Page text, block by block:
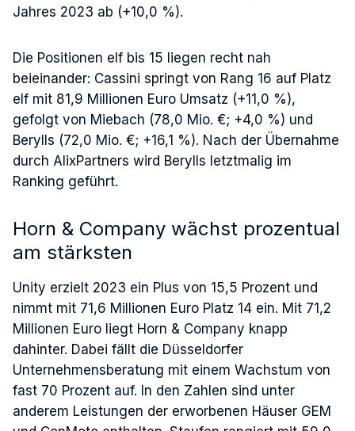
Jahres 2023 ab (+10,0 %).
Die Positionen elf bis 15 liegen recht nah
beieinander: Cassini springt von Rang 16 auf Platz
elf mit 81,9 Millionen Euro Umsatz (+11,0 %),
gefolgt von Miebach (78,0 Mio. €; +4,0 %) und
Berylls (72,0 Mio. €; +16,1 %). Nach der Übernahme
durch AlixPartners wird Berylls letztmalig im
Ranking geführt.
Horn & Company wächst prozentual
am stärksten
Unity erzielt 2023 ein Plus von 15,5 Prozent und
nimmt mit 71,6 Millionen Euro Platz 14 ein. Mit 71,2
Millionen Euro liegt Horn & Company knapp
dahinter. Dabei fällt die Düsseldorfer
Unternehmensberatung mit einem Wachstum von
fast 70 Prozent auf. In den Zahlen sind unter
anderem Leistungen der erworbenen Häuser GEM